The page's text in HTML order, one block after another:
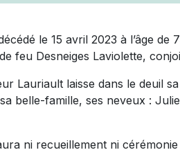
le 15 avril 2023 à l’âge
feu Desneiges Laviolette,
Lauriault laisse dans le deuil
belle-famille, ses neveux :
ni recueillement ni